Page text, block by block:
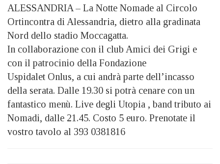
ALESSANDRIA – La Notte Nomade al Circolo
Ortincontra di Alessandria, dietro alla gradinata
Nord dello stadio Moccagatta.
In collaborazione con il club Amici dei Grigi e
con il patrocinio della Fondazione
Uspidalet Onlus, a cui andrà parte dell’incasso
della serata. Dalle 19.30 si potrà cenare con un
fantastico menù. Live degli Utopia , band tributo ai
Nomadi, dalle 21.45. Costo 5 euro. Prenotate il
vostro tavolo al 393 0381816